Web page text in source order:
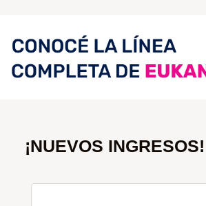
¡NUEVOS INGRESOS!